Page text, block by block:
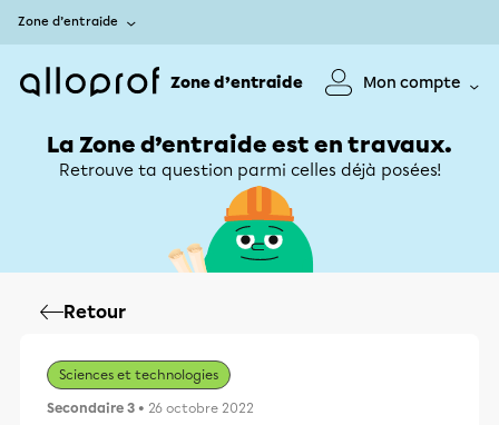
Zone d’entraide
Zone d’entraide Mon compte
La Zone d’entraide est en travaux.
Retrouve ta question parmi celles déjà posées!
Retour
Sciences et technologies
Secondaire 3 • 26 octobre 2022